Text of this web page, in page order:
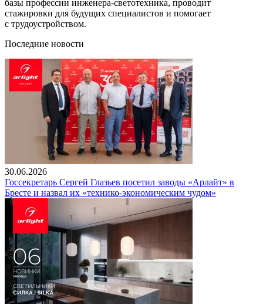
базы профессии инженера-светотехника, проводит
стажировки для будущих специалистов и помогает
с трудоустройством.
Последние новости
30.06.2026
Госсекретарь Сергей Глазьев посетил заводы «Арлайт» в
Бресте и назвал их «технико-экономическим чудом»